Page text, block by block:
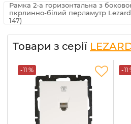
Рамка 2-а горизонтальна з
пкрлинно-білий перламутр
147)
Товари з серії
-11 % -11